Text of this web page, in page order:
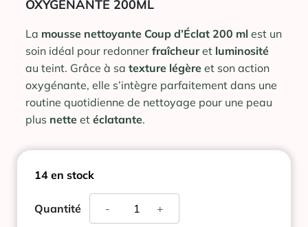
OXYGENANTE 200ML
La mousse nettoyante Coup d’Éclat 200 ml est un
soin idéal pour redonner fraîcheuret luminosité
au teint. Grâce à sa texture légère et son action
oxygénante, elle s’intègre parfaitement dans une
routine quotidienne de nettoyage pour une peau
plus nette et éclatante.
14 en stock
Quantité +
quantité
-